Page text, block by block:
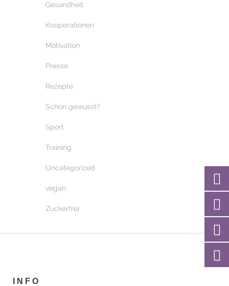
Gesundheit
Kooperationen
Motivation
Presse
Rezepte
Schon gewusst?
Sport
Training
Uncategorized
vegan
Zuckerfrei
INFO